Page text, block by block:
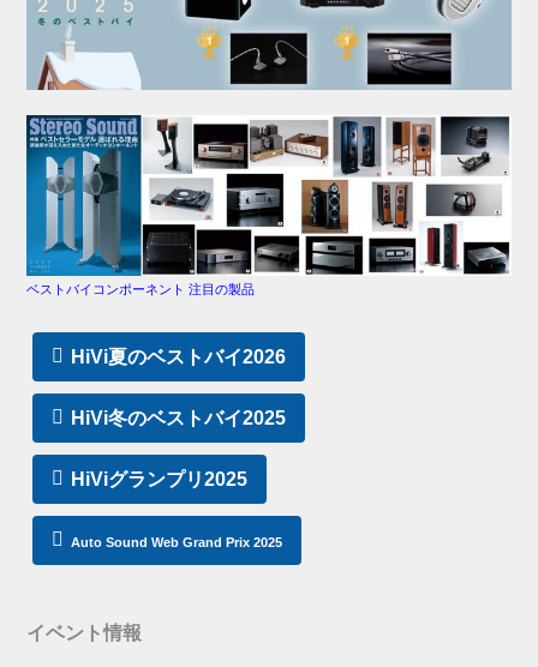
ベストバイコンポーネント 注目の製品
HiVi夏のベストバイ2026
HiVi冬のベストバイ2025
HiViグランプリ2025
Auto Sound Web Grand Prix 2025
イベント情報